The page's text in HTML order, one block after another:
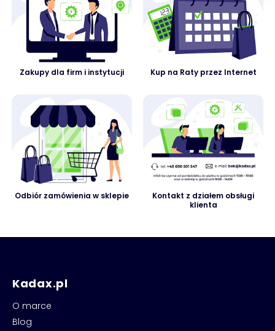
Zakupy dla firm i instytucji Kup na Raty przez Internet
Odbiór zamówienia w sklepie
Kontakt z działem obsługi
klienta
Kadax.pl
O marce
Blog